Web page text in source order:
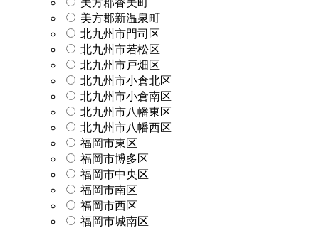
美方郡新温泉町
北九州市門司区
北九州市若松区
北九州市戸畑区
北九州市小倉北区
北九州市小倉南区
北九州市八幡東区
北九州市八幡西区
福岡市東区
福岡市博多区
福岡市中央区
福岡市南区
福岡市西区
福岡市城南区